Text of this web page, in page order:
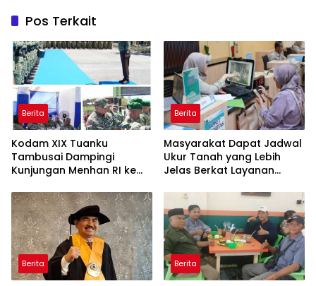
Pos Terkait
Berita
Kodam XIX Tuanku
Tambusai Dampingi
Kunjungan Menhan RI ke
Perkuat Pembangunan
Satuan
Berita
Masyarakat Dapat Jadwal
Ukur Tanah yang Lebih
Jelas Berkat Layanan
Berita Berita